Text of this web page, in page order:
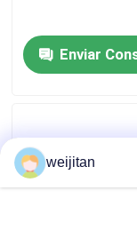
Éntrenos en
Sabor sabroso
Sabor de las
Enviar
weijitan